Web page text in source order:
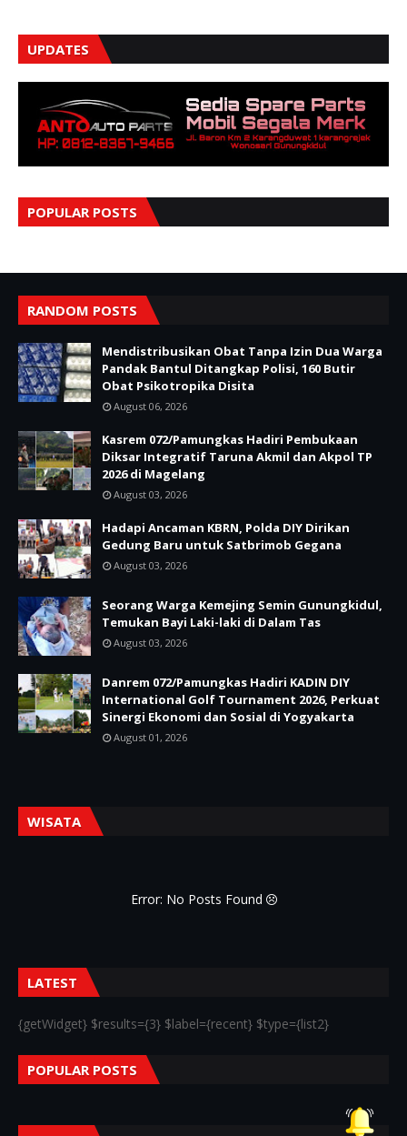
UPDATES
POPULAR POSTS
RANDOM POSTS
Mendistribusikan Obat Tanpa Izin Dua Warga
Pandak Bantul Ditangkap Polisi, 160 Butir
Obat Psikotropika Disita
August 06, 2026
Kasrem 072/Pamungkas Hadiri Pembukaan
Diksar Integratif Taruna Akmil dan Akpol TP
2026 di Magelang
August 03, 2026
Hadapi Ancaman KBRN, Polda DIY Dirikan
Gedung Baru untuk Satbrimob Gegana
August 03, 2026
Seorang Warga Kemejing Semin Gunungkidul,
Temukan Bayi Laki-laki di Dalam Tas
August 03, 2026
Danrem 072/Pamungkas Hadiri KADIN DIY
International Golf Tournament 2026, Perkuat
Sinergi Ekonomi dan Sosial di Yogyakarta
August 01, 2026
WISATA
Error: No Posts Found
LATEST
{getWidget} $results={3} $label={recent} $type={list2}
POPULAR POSTS